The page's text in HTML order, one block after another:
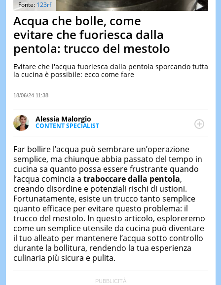
&
TEST
LE
DI
IERI
Fonte: 123rf
Acqua che bolle, come
evitare che fuoriesca dalla
pentola: trucco del mestolo
Evitare che l'acqua fuoriesca dalla pentola sporcando tutta
la cucina è possibile: ecco come fare
18/06/24 11:38
Alessia Malorgio
CONTENT SPECIALIST
Ha conseguito un Master in Marketing Management
occupa della creazione di contenuti in ottica SEO e
dello sviluppo di strategie marketing attraverso
canali digitali.
Far bollire l’acqua può sembrare un’operazione
semplice, ma chiunque abbia passato del tempo in
cucina sa quanto possa essere frustrante quando
l’acqua comincia a traboccare dalla pentola,
creando disordine e potenziali rischi di ustioni.
Fortunatamente, esiste un trucco tanto semplice
quanto efficace per evitare questo problema: il
trucco del mestolo. In questo articolo, esploreremo
come un semplice utensile da cucina può diventare
il tuo alleato per mantenere l’acqua sotto controllo
durante la bollitura, rendendo la tua esperienza
culinaria più sicura e pulita.